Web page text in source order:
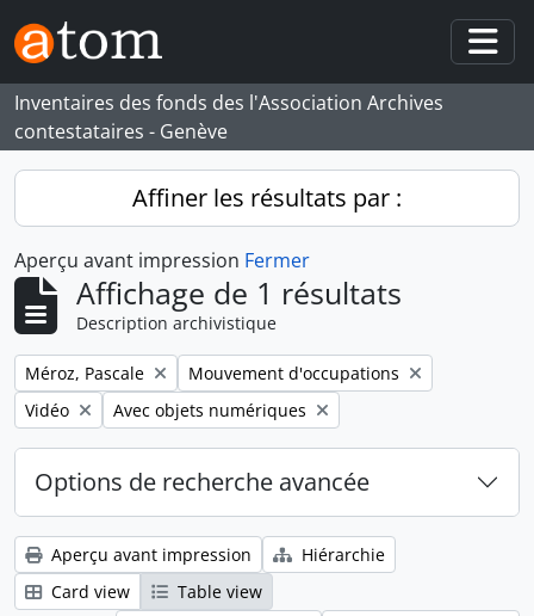
Skip to main content
Inventaires des fonds des l'Association Archives
contestataires - Genève
Affiner les résultats par :
Aperçu avant impression Fermer
Affichage de 1 résultats
Description archivistique
Remove filter:
Méroz, Pascale Remove filter:
Mouvement d'occupations
Remove filter:
Vidéo Remove filter:
Avec objets numériques
Options de recherche avancée
Aperçu avant impression
Hiérarchie
Card view
Table view